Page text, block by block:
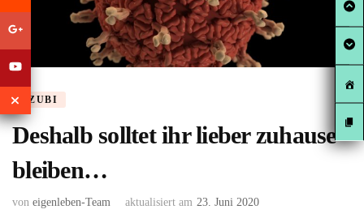
AZUBI
Deshalb solltet ihr lieber zuhause
bleiben…
von eigenleben-Team aktualisiert am 23. Juni 2020